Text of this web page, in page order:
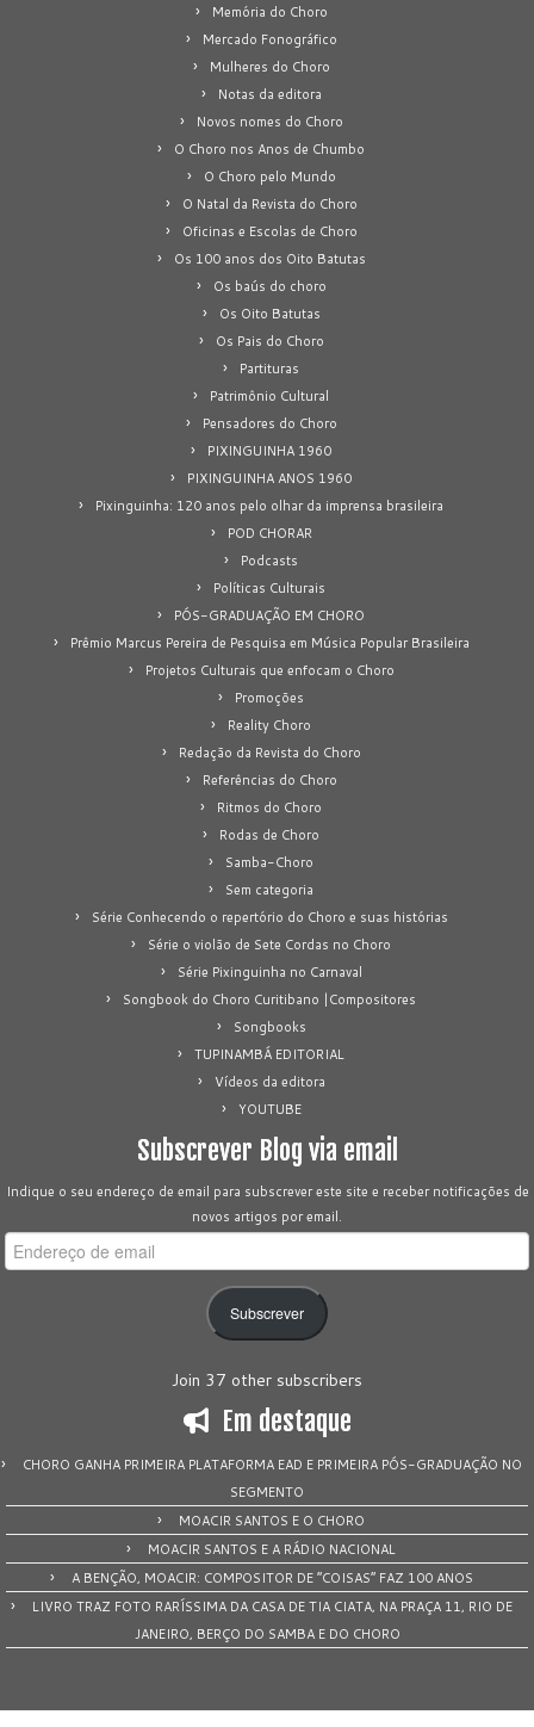
Memória do Choro
Mercado Fonográfico
Mulheres do Choro
Notas da editora
Novos nomes do Choro
O Choro nos Anos de Chumbo
O Choro pelo Mundo
O Natal da Revista do Choro
Oficinas e Escolas de Choro
Os 100 anos dos Oito Batutas
Os baús do choro
Os Oito Batutas
Os Pais do Choro
Partituras
Patrimônio Cultural
Pensadores do Choro
PIXINGUINHA 1960
PIXINGUINHA ANOS 1960
Pixinguinha: 120 anos pelo olhar da imprensa brasileira
POD CHORAR
Podcasts
Políticas Culturais
PÓS-GRADUAÇÃO EM CHORO
Prêmio Marcus Pereira de Pesquisa em Música Popular Brasileira
Projetos Culturais que enfocam o Choro
Promoções
Reality Choro
Redação da Revista do Choro
Referências do Choro
Ritmos do Choro
Rodas de Choro
Samba-Choro
Sem categoria
Série Conhecendo o repertório do Choro e suas histórias
Série o violão de Sete Cordas no Choro
Série Pixinguinha no Carnaval
Songbook do Choro Curitibano |Compositores
Songbooks
TUPINAMBÁ EDITORIAL
Vídeos da editora
YOUTUBE
Subscrever Blog via email
Indique o seu endereço de email para subscrever este site e receber notificações de
novos artigos por email.
Endereço
de
Subscrever
Join 37 other subscribers
Em destaque
CHORO GANHA PRIMEIRA PLATAFORMA EAD E PRIMEIRA PÓS-GRADUAÇÃO NO
SEGMENTO
MOACIR SANTOS E O CHORO
MOACIR SANTOS E A RÁDIO NACIONAL
A BENÇÃO, MOACIR: COMPOSITOR DE “COISAS” FAZ 100 ANOS
LIVRO TRAZ FOTO RARÍSSIMA DA CASA DE TIA CIATA, NA PRAÇA 11, RIO DE
JANEIRO, BERÇO DO SAMBA E DO CHORO